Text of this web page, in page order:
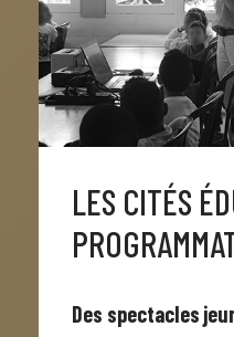
LES CITÉS
Des spectacles